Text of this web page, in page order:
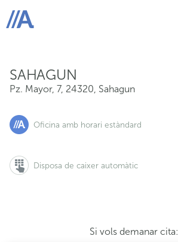
ABANCA
SAHAGUN
Pz. Mayor, 7, 24320, Sahagun
Oficina amb horari estàndard
Disposa de caixer automàtic
Si vols demanar cita:
Pz. Mayor, 7, 24320, Sahagun